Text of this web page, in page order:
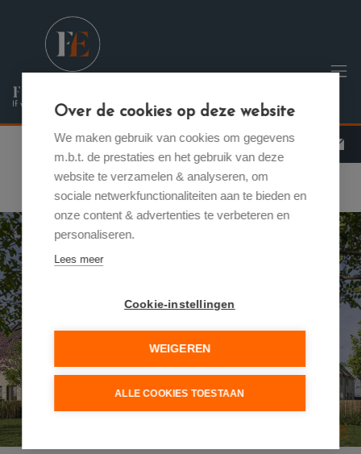
Over de cookies op deze website
We maken gebruik van cookies om gegevens
m.b.t. de prestaties en het gebruik van deze
website te verzamelen & analyseren, om
sociale netwerkfunctionaliteiten aan te bieden en
onze content & advertenties te verbeteren en
personaliseren.
Lees meer
Cookie-instellingen
WEIGEREN
ALLE COOKIES TOESTAAN